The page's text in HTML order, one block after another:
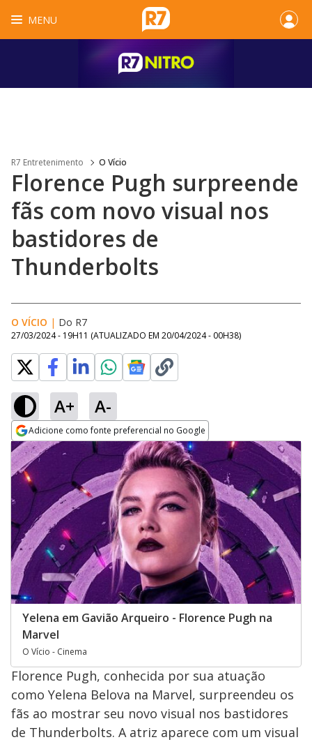
MENU
R7 Entretenimento O Vício
Florence Pugh surpreende
fãs com novo visual nos
bastidores de
Thunderbolts
O VÍCIO | Do R7
27/03/2024 - 19H11 (ATUALIZADO EM 20/04/2024 - 00H38)
A+ A-
Adicione como fonte preferencial no Google
Opens in new window
Yelena em Gavião Arqueiro - Florence Pugh na
Marvel
O Vício - Cinema
Florence Pugh, conhecida por sua atuação
como Yelena Belova na Marvel, surpreendeu os
fãs ao mostrar seu novo visual nos bastidores
de Thunderbolts. A atriz aparece com um visual